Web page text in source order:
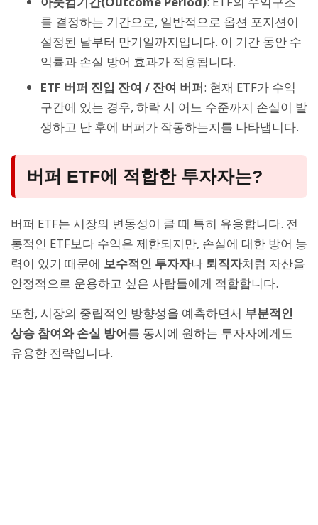
를 결정하는 기간으로, 일반적으로 옵션 포지션이
설정된 날부터 만기일까지입니다. 이 기간 동안 수
익률과 손실 방어 효과가 적용됩니다.
ETF 버퍼 진입 잔여 / 잔여 버퍼: 현재 ETF가 수익
구간에 있는 경우, 하락 시 어느 수준까지 손실이 발
생하고 난 후에 버퍼가 작동하는지를 나타냅니다.
버퍼 ETF에 적합한 투자자는?
버퍼 ETF는 시장의 변동성이 클 때 특히 유용합니다. 전
통적인 ETF보다 수익은 제한되지만, 손실에 대한 방어 능
력이 있기 때문에 보수적인 투자자나 퇴직자처럼 자산을
안정적으로 운용하고 싶은 사람들에게 적합합니다.
또한, 시장의 중립적인 방향성을 예측하면서 부분적인
상승 참여와 손실 방어를 동시에 원하는 투자자에게도
유용한 전략입니다.